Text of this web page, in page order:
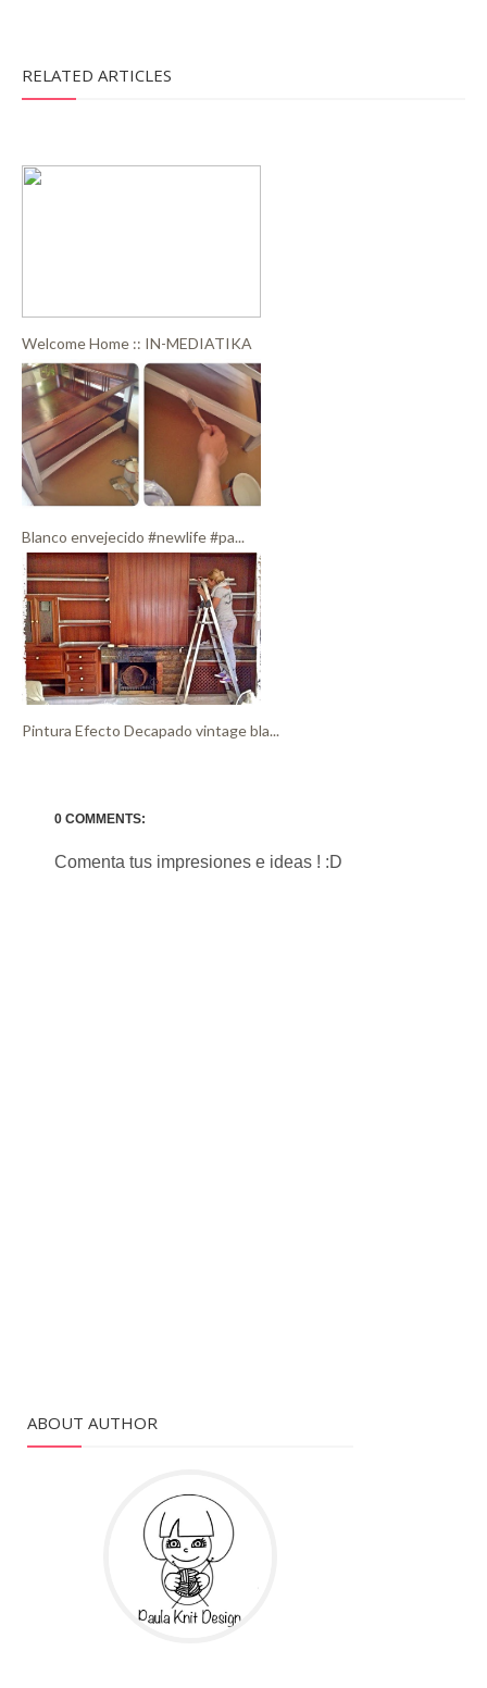
RELATED ARTICLES
Welcome Home :: IN-MEDIATIKA
Blanco envejecido ‪#‎newlife‬ ‪#‎pa...
Pintura Efecto Decapado vintage bla...
0 COMMENTS:
Comenta tus impresiones e ideas ! :D
ABOUT AUTHOR